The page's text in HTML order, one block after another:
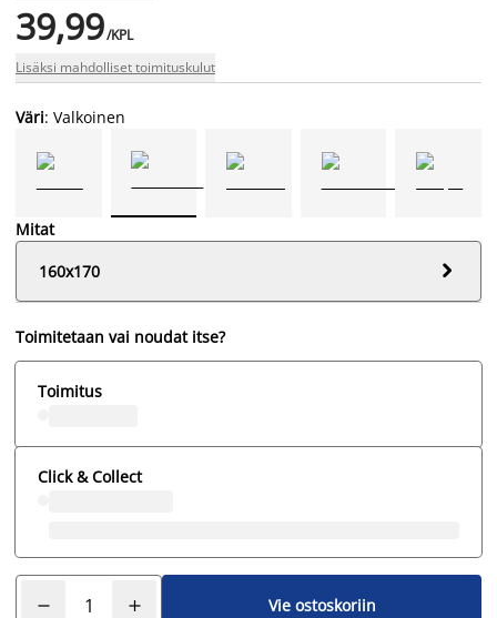
39,99/KPL
Lisäksi mahdolliset toimituskulut
Väri: Valkoinen
Mitat
160x170

Toimitetaan vai noudat itse?
Toimitus
Click & Collect
Vie ostoskoriin